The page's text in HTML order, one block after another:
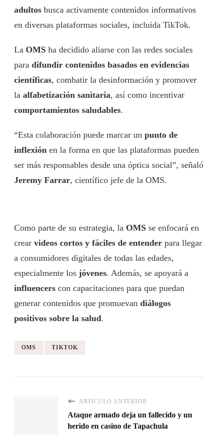
adultos busca activamente contenidos informativos
en diversas plataformas sociales, incluida TikTok.
La OMS ha decidido aliarse con las redes sociales
para difundir contenidos basados en evidencias
científicas, combatir la desinformación y promover
la alfabetización sanitaria, así como incentivar
comportamientos saludables.
“Esta colaboración puede marcar un punto de
inflexión en la forma en que las plataformas pueden
ser más responsables desde una óptica social”, señaló
Jeremy Farrar, científico jefe de la OMS.
Como parte de su estrategia, la OMS se enfocará en
crear videos cortos y fáciles de entender para llegar
a consumidores digitales de todas las edades,
especialmente los jóvenes. Además, se apoyará a
influencers con capacitaciones para que puedan
generar contenidos que promuevan diálogos
positivos sobre la salud.
OMS TIKTOK
ARTÍCULO ANTERIOR
Ataque armado deja un fallecido y un
herido en casino de Tapachula